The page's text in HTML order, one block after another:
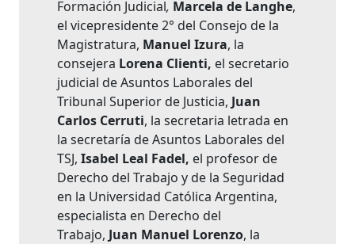
Formación Judicial, Marcela de Langhe,
el vicepresidente 2° del Consejo de la
Magistratura, Manuel Izura, la
consejera Lorena Clienti, el secretario
judicial de Asuntos Laborales del
Tribunal Superior de Justicia, Juan
Carlos Cerruti, la secretaria letrada en
la secretaría de Asuntos Laborales del
TSJ, Isabel Leal Fadel, el profesor de
Derecho del Trabajo y de la Seguridad
en la Universidad Católica Argentina,
especialista en Derecho del
Trabajo, Juan Manuel Lorenzo, la